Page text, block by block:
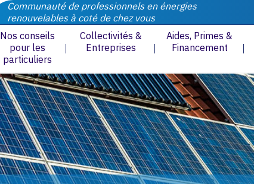
Communauté de professionnels en énergies
renouvelables à coté de chez vous
Nos conseils
pour les
particuliers
Collectivités &
Entreprises
Aides, Primes &
Financement